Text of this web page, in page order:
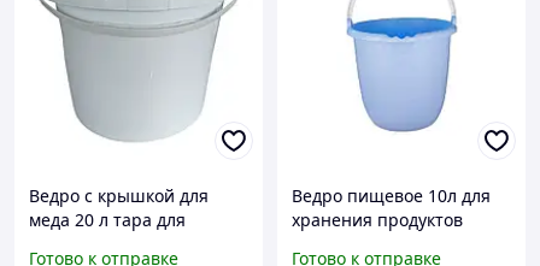
Ведро с крышкой для
меда 20 л тара для
Готово к отправке
Ведро пищевое 10л для
хранения продуктов
Готово к отправке